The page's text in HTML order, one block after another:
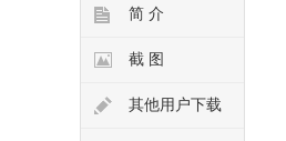
简 介
截 图
其他用户下载